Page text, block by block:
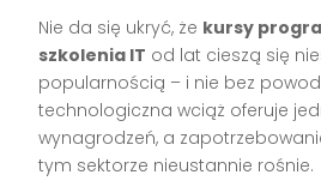
Nie da się ukryć, że kursy
szkolenia IT od lat cieszą się
popularnością – i nie bez
technologiczna wciąż oferuje
wynagrodzeń, a
tym sektorze nieustannie rośnie.